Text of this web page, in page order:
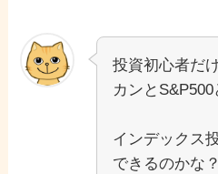
投資初心者だ
カンと
インデックス
できるのかな？